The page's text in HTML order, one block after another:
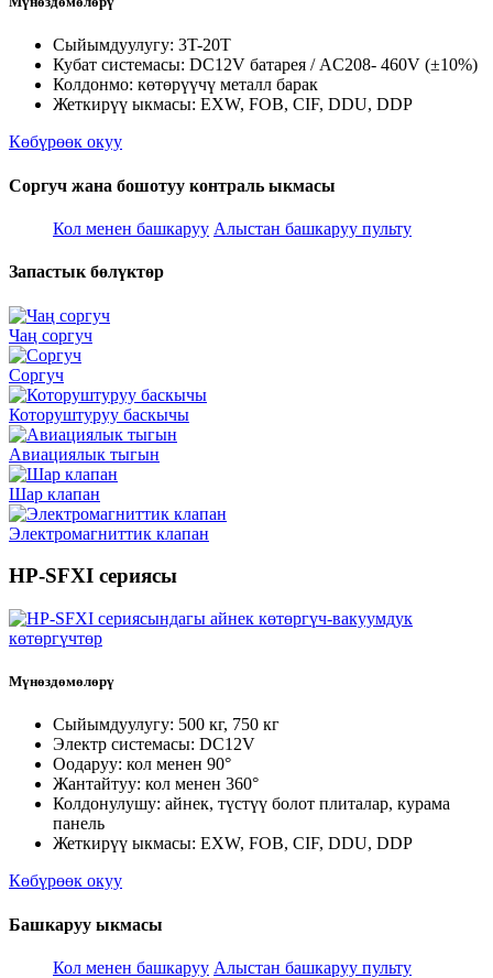
Сыйымдуулугу: 3T-20T
Кубат системасы: DC12V батарея / AC208- 460V (±10%)
Колдонмо: көтөрүүчү металл барак
Жеткирүү ыкмасы: EXW, FOB, CIF, DDU, DDP
Көбүрөөк окуу
Соргуч жана бошотуу контраль ыкмасы
Кол менен башкаруу Алыстан башкаруу пульту
Запастык бөлүктөр
Чаң соргуч
Соргуч
Которуштуруу баскычы
Авиациялык тыгын
Шар клапан
Электромагниттик клапан
HP-SFXI сериясы
Мүнөздөмөлөрү
Сыйымдуулугу: 500 кг, 750 кг
Электр системасы: DC12V
Оодаруу: кол менен 90°
Жантайтуу: кол менен 360°
Колдонулушу: айнек, түстүү болот плиталар, курама
панель
Жеткирүү ыкмасы: EXW, FOB, CIF, DDU, DDP
Көбүрөөк окуу
Башкаруу ыкмасы
Кол менен башкаруу Алыстан башкаруу пульту